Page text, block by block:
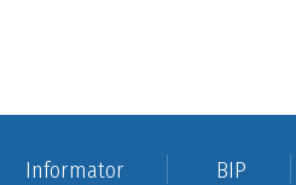
Informator BIP